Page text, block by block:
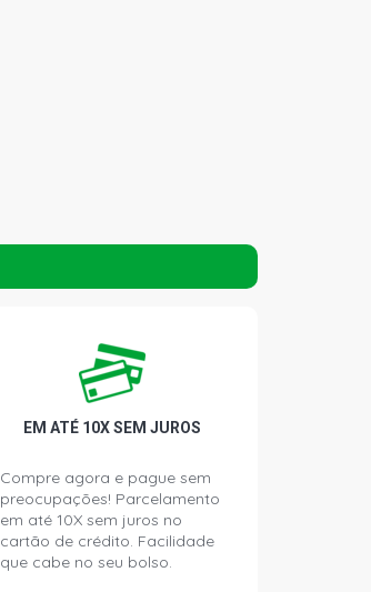
EM ATÉ 10X SEM JUROS
Compre agora e pague sem
preocupações! Parcelamento
em até 10X sem juros no
cartão de crédito. Facilidade
que cabe no seu bolso.